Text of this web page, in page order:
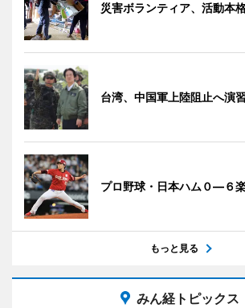
災害ボランティア、活動本
台湾、中国軍上陸阻止へ演
プロ野球・日本ハム０―６
もっと見る
みん経トピックス